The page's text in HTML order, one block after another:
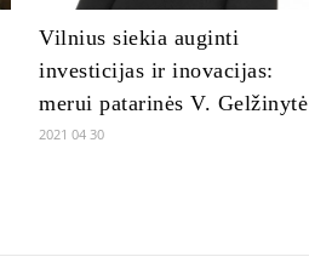
Vilnius siekia auginti
investicijas ir inovacijas:
merui patarinės V. Gelžinytė
2021 04 30